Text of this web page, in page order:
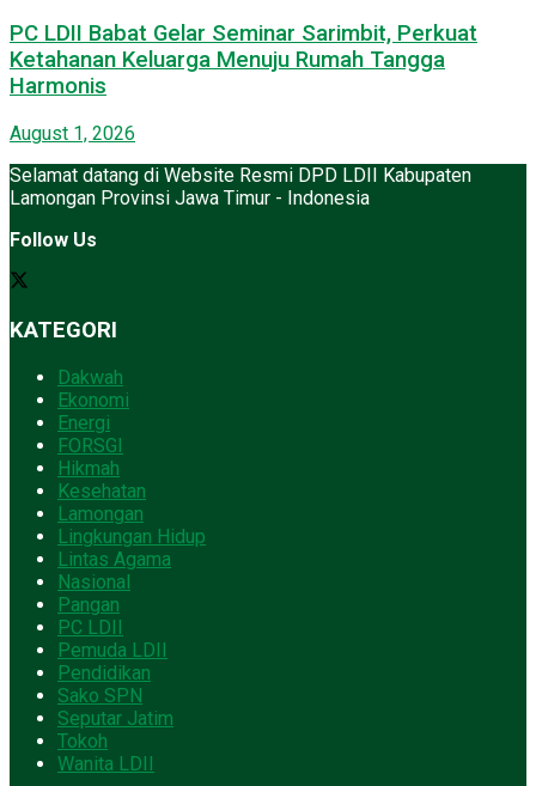
PC LDII Babat Gelar Seminar Sarimbit, Perkuat
Ketahanan Keluarga Menuju Rumah Tangga
Harmonis
August 1, 2026
Selamat datang di Website Resmi DPD LDII Kabupaten
Lamongan Provinsi Jawa Timur - Indonesia
Follow Us
KATEGORI
Dakwah
Ekonomi
Energi
FORSGI
Hikmah
Kesehatan
Lamongan
Lingkungan Hidup
Lintas Agama
Nasional
Pangan
PC LDII
Pemuda LDII
Pendidikan
Sako SPN
Seputar Jatim
Tokoh
Wanita LDII